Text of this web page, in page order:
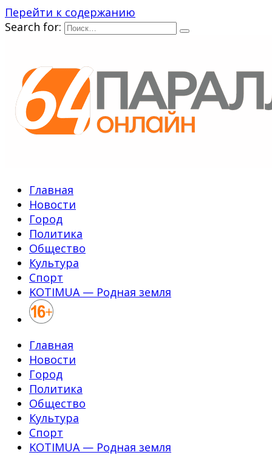
Перейти к содержанию
Search for:
Главная
Новости
Город
Политика
Общество
Культура
Спорт
KOTIMUA — Родная земля
Главная
Новости
Город
Политика
Общество
Культура
Спорт
KOTIMUA — Родная земля